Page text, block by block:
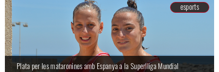
esports
Plata per les mataronines amb Espanya a la Superlliga Mundial